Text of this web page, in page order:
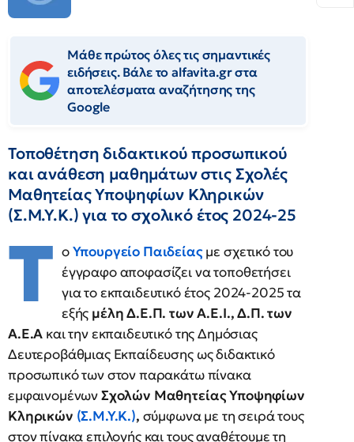
Μάθε πρώτος όλες τις σημαντικές
ειδήσεις. Βάλε το alfavita.gr στα
αποτελέσματα αναζήτησης της
Google
Τοποθέτηση διδακτικού προσωπικού
και ανάθεση μαθημάτων στις Σχολές
Μαθητείας Υποψηφίων Κληρικών
(Σ.Μ.Υ.Κ.) για το σχολικό έτος 2024-25
Τ οΥπουργείο Παιδείαςμε σχετικό του
έγγραφο αποφασίζει να τοποθετήσει
για το εκπαιδευτικό έτος 2024-2025 τα
εξής μέλη Δ.Ε.Π. των Α.Ε.Ι., Δ.Π. των
Α.Ε.Α και την εκπαιδευτικό της Δημόσιας
Δευτεροβάθμιας Εκπαίδευσης ως διδακτικό
προσωπικό των στον παρακάτω πίνακα
εμφαινομένωνΣχολών Μαθητείας Υποψηφίων
Κληρικών (Σ.Μ.Υ.Κ.), σύμφωνα με τη σειρά τους
στον πίνακα επιλογής και τους αναθέτουμε τη